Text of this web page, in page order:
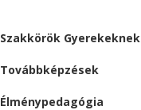
Szakkörök Gyerekeknek
Továbbképzések
Élménypedagógia